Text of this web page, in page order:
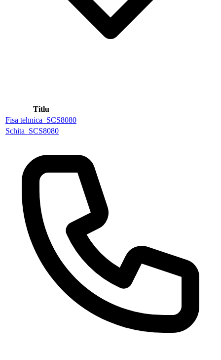
Titlu
Fisa tehnica_SCS8080
Schita_SCS8080